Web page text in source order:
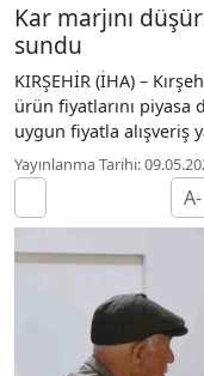
Kar marjını
sundu
KIRŞEHİR (İHA) –
ürün fiyatlarını piyasa
uygun fiyatla alışveriş
Yayınlanma Tarihi:
A-